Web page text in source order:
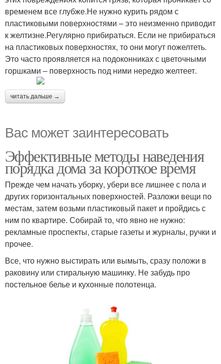
временем все глубже.Не нужно курить рядом с
пластиковыми поверхностями – это неизменно приводит
к желтизне.Регулярно прибираться. Если не прибираться
на пластиковых поверхностях, то они могут пожелтеть.
Это часто проявляется на подоконниках с цветочными
горшками – поверхность под ними нередко желтеет.
читать дальше →
Вас может заинтересовать
Эффективные методы наведения
порядка дома за короткое время
Прежде чем начать уборку, убери все лишнее с пола и
других горизонтальных поверхностей. Разложи вещи по
местам, затем возьми пластиковый пакет и пройдись с
ним по квартире. Собирай то, что явно не нужно:
рекламные проспекты, старые газеты и журналы, ручки и
прочее.
Все, что нужно выстирать или вымыть, сразу положи в
раковину или стиральную машинку. Не забудь про
постельное белье и кухонные полотенца.